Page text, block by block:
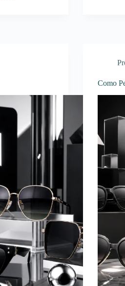
Como